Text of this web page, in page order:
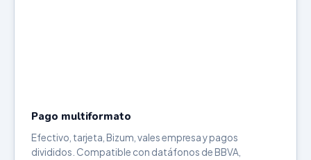
Pago multiformato
Efectivo, tarjeta, Bizum, vales empresa y pagos
divididos. Compatible con datáfonos de BBVA,